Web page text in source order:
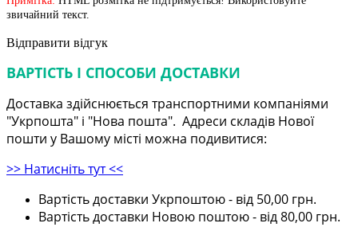
звичайний текст.
Відправити відгук
ВАРТІСТЬ І СПОСОБИ ДОСТАВКИ
Доставка здійснюється транспортними компаніями
"Укрпошта" і "Нова пошта". Адреси складів Нової
пошти у Вашому місті можна подивитися:
>> Натисніть тут <<
Вартість доставки Укрпоштою - від 50,00 грн.
Вартість доставки Новою поштою - від 80,00 грн.